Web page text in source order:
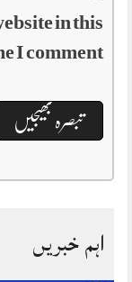
in this
I comment.
اہم خبریں